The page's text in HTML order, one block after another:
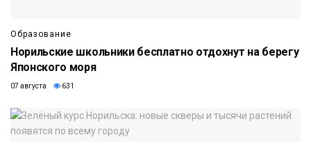
Образование
Норильские школьники бесплатно отдохнут на берегу
Японского моря
07 августа 631